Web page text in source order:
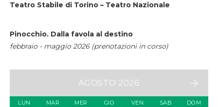
Teatro Stabile di Torino – Teatro Nazionale
Pinocchio. Dalla favola al destino
febbraio - maggio 2026 (prenotazioni in corso)
AGOSTO 2026
LUN MAR MER GIO VEN SAB DOM